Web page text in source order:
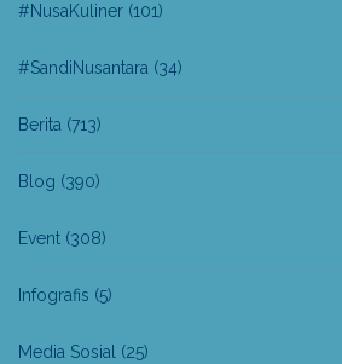
#NusaKuliner (101)
#SandiNusantara (34)
Berita (713)
Blog (390)
Event (308)
Infografis (5)
Media Sosial (25)